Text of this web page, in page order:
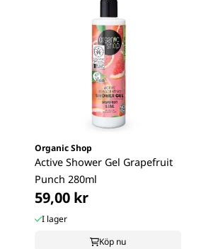
Organic Shop
Active Shower Gel Grapefruit
Punch 280ml
59,00 kr
I lager
Köp nu